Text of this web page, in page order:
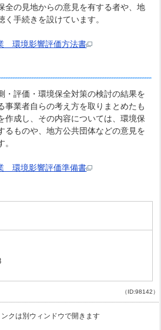
全の見地からの意見を有する者や、地
手続きを設けています。
環境影響評価方法書
評価・環境保全対策の検討の結果を
事業者自らの考え方を取りまとめたも
作成し、その内容については、環境保
るものや、地方公共団体などの意見を
環境影響評価準備書
（ID:98142）
クは別ウィンドウで開きます